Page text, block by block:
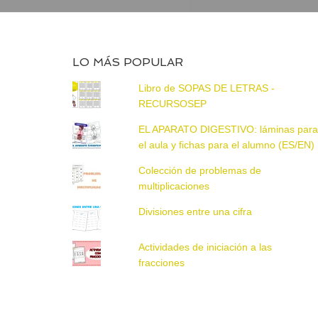
LO MÁS POPULAR
Libro de SOPAS DE LETRAS -
RECURSOSEP
EL APARATO DIGESTIVO: láminas para
el aula y fichas para el alumno (ES/EN)
Colección de problemas de
multiplicaciones
Divisiones entre una cifra
Actividades de iniciación a las
fracciones